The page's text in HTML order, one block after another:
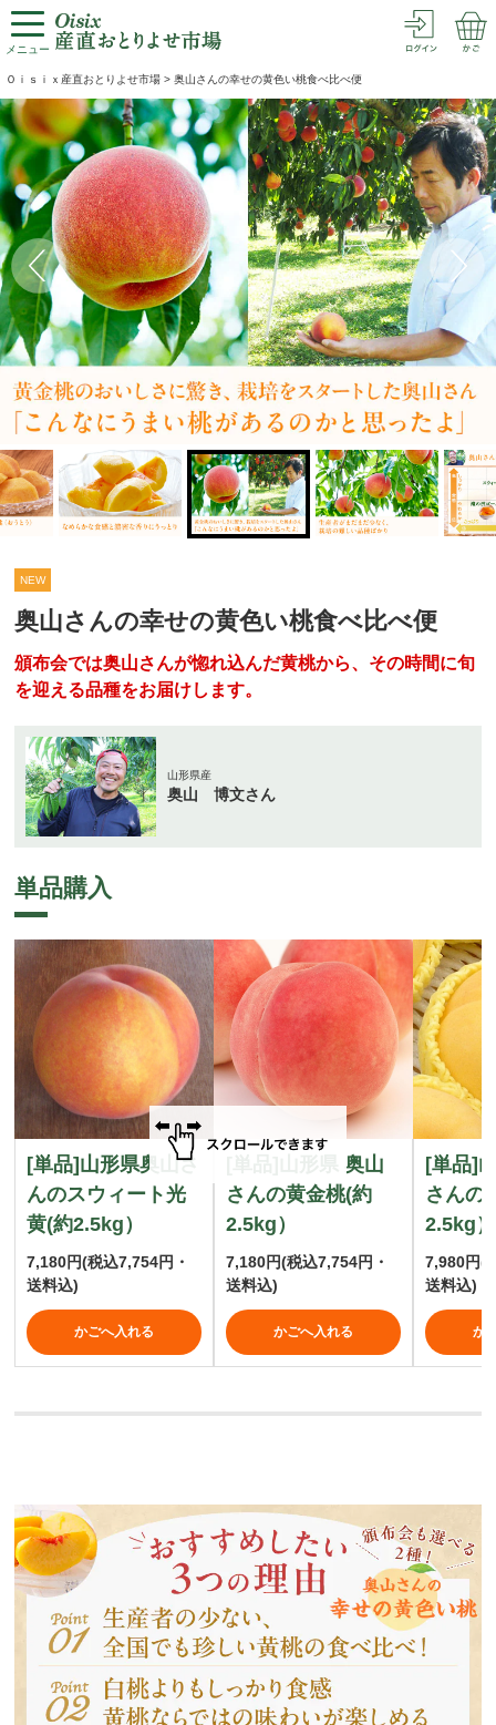
メニュー
Ｏｉｓｉｘ産直おとりよせ市場 > 奥山さんの幸せの黄色い桃食べ比べ便
NEW
奥山さんの幸せの黄色い桃食べ比べ便
頒布会では奥山さんが惚れ込んだ黄桃から、その時間に旬
を迎える品種をお届けします。
山形県産
奥山 博文さん
単品購入
[単品]山形県奥山さ
んのスウィート光
黄(約2.5kg）
7,180円(税込7,754円・
送料込)
かごへ入れる
[単品]山形県 奥山
さんの黄金桃(約
2.5kg）
7,180円(税込7,754円・
送料込)
かごへ入れる
[単品]
さんの
2.5kg）
7,980円(
送料込)
か